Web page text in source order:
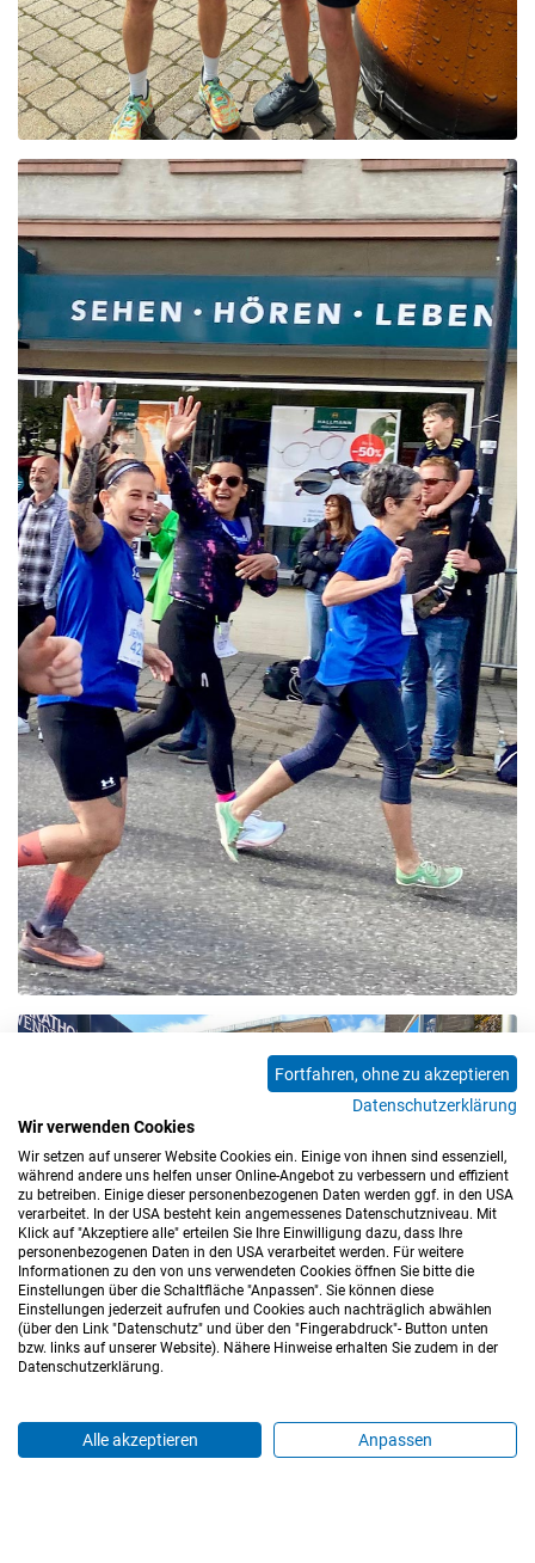
Fortfahren, ohne zu akzeptieren
Datenschutzerklärung
Wir verwenden Cookies
Wir setzen auf unserer Website Cookies ein. Einige von ihnen sind essenziell,
während andere uns helfen unser Online-Angebot zu verbessern und effizient
zu betreiben. Einige dieser personenbezogenen Daten werden ggf. in den USA
verarbeitet. In der USA besteht kein angemessenes Datenschutzniveau. Mit
Klick auf "Akzeptiere alle" erteilen Sie Ihre Einwilligung dazu, dass Ihre
personenbezogenen Daten in den USA verarbeitet werden. Für weitere
Informationen zu den von uns verwendeten Cookies öffnen Sie bitte die
Einstellungen über die Schaltfläche "Anpassen". Sie können diese
Einstellungen jederzeit aufrufen und Cookies auch nachträglich abwählen
(über den Link "Datenschutz" und über den "Fingerabdruck"- Button unten
bzw. links auf unserer Website). Nähere Hinweise erhalten Sie zudem in der
Datenschutzerklärung.
Alle akzeptieren Anpassen